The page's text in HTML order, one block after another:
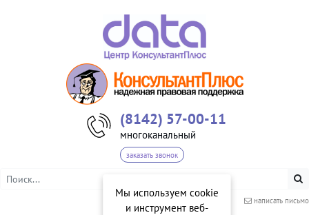
(8142) 57-00-11
многоканальный
заказать звонок
написать письмо
Мы используем cookie
и инструмент веб-